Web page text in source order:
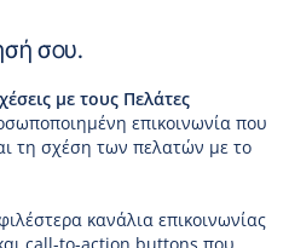
σου.
με τους Πελάτες
επικοινωνία που
τη σχέση των πελατών με το
κανάλια επικοινωνίας